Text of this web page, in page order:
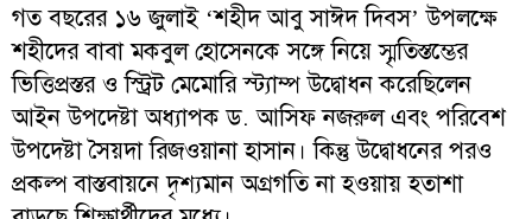
গত বছরের ১৬ জুলাই ‘শহীদ আবু সাঈদ দিবস’ উপলক্ষে
শহীদের বাবা মকবুল হোসেনকে সঙ্গে নিয়ে স্মৃতিস্তম্ভের
ভিত্তিপ্রস্তর ও স্ট্রিট মেমোরি স্ট্যাম্প উদ্বোধন করেছিলেন
আইন উপদেষ্টা অধ্যাপক ড. আসিফ নজরুল এবং পরিবেশ
উপদেষ্টা সৈয়দা রিজওয়ানা হাসান। কিন্তু উদ্বোধনের পরও
প্রকল্প বাস্তবায়নে দৃশ্যমান অগ্রগতি না হওয়ায় হতাশা